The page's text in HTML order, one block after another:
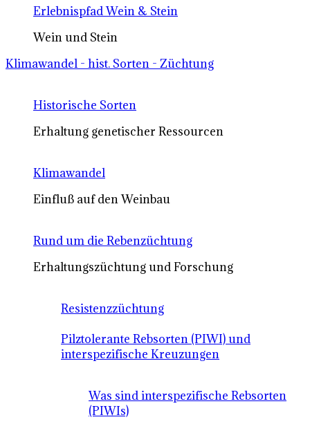
Erlebnispfad Wein & Stein
Wein und Stein
Klimawandel - hist. Sorten - Züchtung
Historische Sorten
Erhaltung genetischer Ressourcen
Klimawandel
Einfluß auf den Weinbau
Rund um die Rebenzüchtung
Erhaltungszüchtung und Forschung
Resistenzzüchtung
Pilztolerante Rebsorten (PIWI) und
interspezifische Kreuzungen
Was sind interspezifische Rebsorten
(PIWIs)